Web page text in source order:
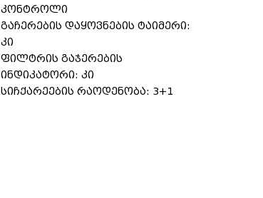
კონტროლი
გაჩერების დაყოვნების ტაიმერი:
კი
ფილტრის გაჯერების
ინდიკატორი: კი
სიჩქარეების რაოდენობა: 3+1